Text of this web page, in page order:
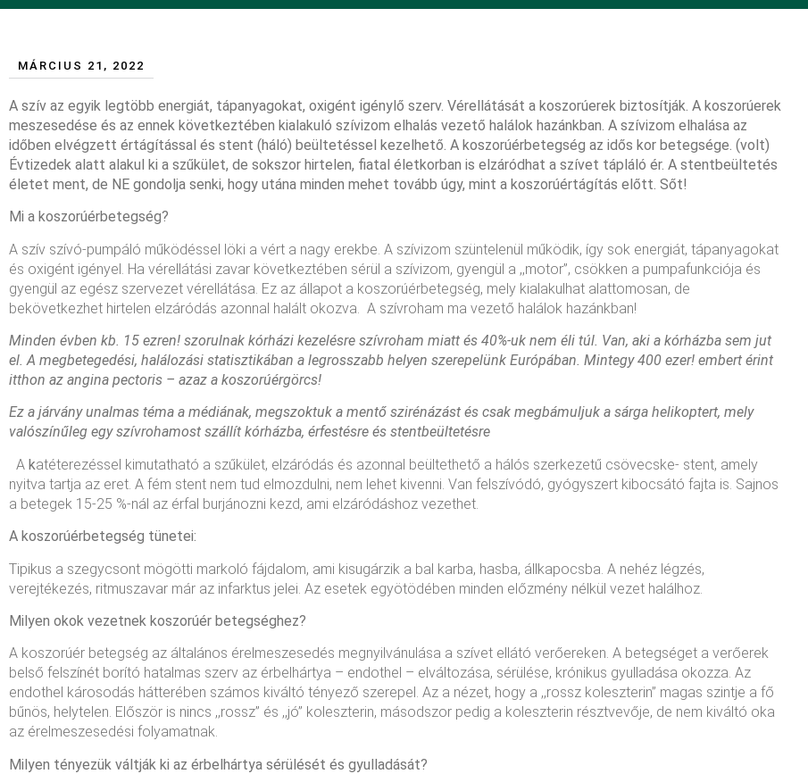
MÁRCIUS 21, 2022
A szív az egyik legtöbb energiát, tápanyagokat, oxigént igénylő szerv. Vérellátását a koszorúerek biztosítják. A koszorúerek
meszesedése és az ennek következtében kialakuló szívizom elhalás vezető halálok hazánkban. A szívizom elhalása az
időben elvégzett értágítással és stent (háló) beültetéssel kezelhető. A koszorúérbetegség az idős kor betegsége. (volt)
Évtizedek alatt alakul ki a szűkület, de sokszor hirtelen, fiatal életkorban is elzáródhat a szívet tápláló ér. A stentbeültetés
életet ment, de NE gondolja senki, hogy utána minden mehet tovább úgy, mint a koszorúértágítás előtt. Sőt!
Mi a koszorúérbetegség?
A szív szívó-pumpáló működéssel löki a vért a nagy erekbe. A szívizom szüntelenül működik, így sok energiát, tápanyagokat
és oxigént igényel. Ha vérellátási zavar következtében sérül a szívizom, gyengül a ,,motor”, csökken a pumpafunkciója és
gyengül az egész szervezet vérellátása. Ez az állapot a koszorúérbetegség, mely kialakulhat alattomosan, de
bekövetkezhet hirtelen elzáródás azonnal halált okozva. A szívroham ma vezető halálok hazánkban!
Minden évben kb. 15 ezren! szorulnak kórházi kezelésre szívroham miatt és 40%-uk nem éli túl. Van, aki a kórházba sem jut
el. A megbetegedési, halálozási statisztikában a legrosszabb helyen szerepelünk Európában. Mintegy 400 ezer! embert érint
itthon az angina pectoris – azaz a koszorúérgörcs!
Ez a járvány unalmas téma a médiának, megszoktuk a mentő szirénázást és csak megbámuljuk a sárga helikoptert, mely
valószínűleg egy szívrohamost szállít kórházba, érfestésre és stentbeültetésre
A katéterezéssel kimutatható a szűkület, elzáródás és azonnal beültethető a hálós szerkezetű csövecske- stent, amely
nyitva tartja az eret. A fém stent nem tud elmozdulni, nem lehet kivenni. Van felszívódó, gyógyszert kibocsátó fajta is. Sajnos
a betegek 15-25 %-nál az érfal burjánozni kezd, ami elzáródáshoz vezethet.
A koszorúérbetegség tünetei:
Tipikus a szegycsont mögötti markoló fájdalom, ami kisugárzik a bal karba, hasba, állkapocsba. A nehéz légzés,
verejtékezés, ritmuszavar már az infarktus jelei. Az esetek egyötödében minden előzmény nélkül vezet halálhoz.
Milyen okok vezetnek koszorúér betegséghez?
A koszorúér betegség az általános érelmeszesedés megnyilvánulása a szívet ellátó verőereken. A betegséget a verőerek
belső felszínét borító hatalmas szerv az érbelhártya – endothel – elváltozása, sérülése, krónikus gyulladása okozza. Az
endothel károsodás hátterében számos kiváltó tényező szerepel. Az a nézet, hogy a ,,rossz koleszterin” magas szintje a fő
bűnös, helytelen. Először is nincs ,,rossz” és ,,jó” koleszterin, másodszor pedig a koleszterin résztvevője, de nem kiváltó oka
az érelmeszesedési folyamatnak.
Milyen tényezük váltják ki az érbelhártya sérülését és gyulladását?